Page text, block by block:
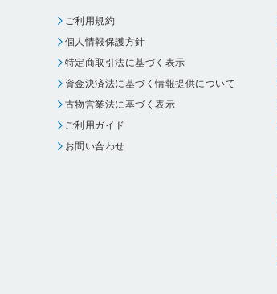
ご利用規約
個人情報保護方針
特定商取引法に基づく表示
資金決済法に基づく情報提供について
古物営業法に基づく表示
ご利用ガイド
お問い合わせ